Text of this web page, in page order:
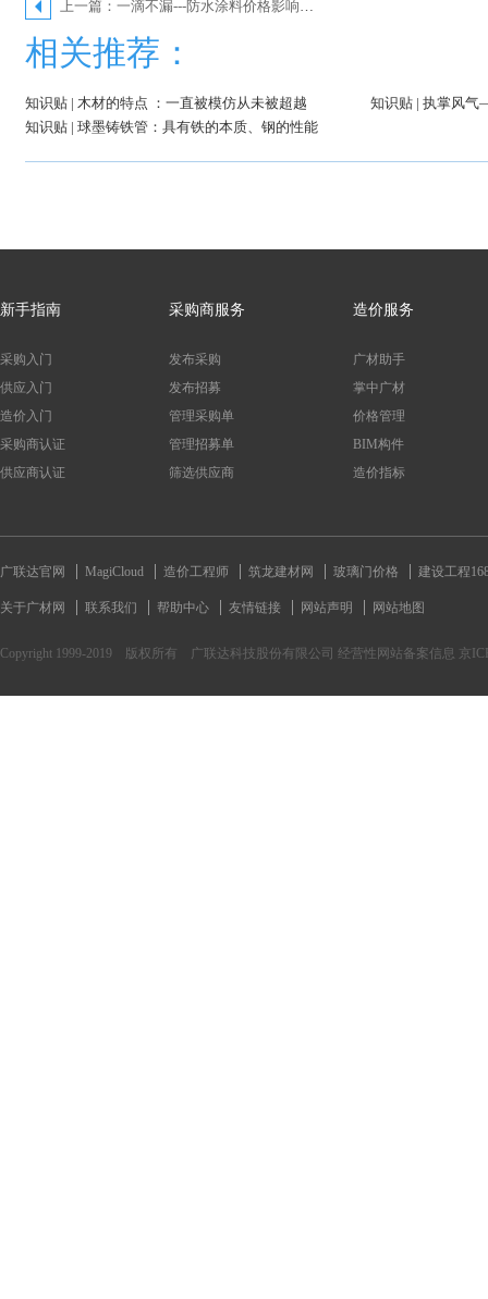
上一篇：一滴不漏---防水涂料价格影响因素大全
相关推荐：
知识贴 | 木材的特点 ：一直被模仿从未被超越
知识贴 | 执掌风气
知识贴 | 球墨铸铁管：具有铁的本质、钢的性能
新手指南
采购入门
供应入门
造价入门
采购商认证
供应商认证
采购商服务
发布采购
发布招募
管理采购单
管理招募单
筛选供应商
造价服务
广材助手
掌中广材
价格管理
BIM构件
造价指标
广联达官网 MagiCloud 造价工程师 筑龙建材网 玻璃门价格 建设工程
关于广材网 联系我们 帮助中心 友情链接 网站声明 网站地图
Copyright 1999-2019 版权所有 广联达科技股份有限公司 经营性网站备案信息 京